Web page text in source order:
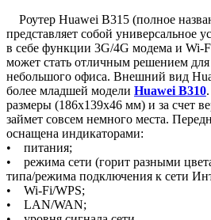
Роутер Huawei B315 (полное
представляет собой универсальное
в себе функции 3G/4G модема и Wi-
может стать отличным решением
небольшого офиса. Внешний вид
более младшей модели Huawei B310
размеры (186x139x46 мм) и за счет
займет совсем немного места.
оснащена индикаторами:
• питания;
• режима сети (горит разными
типа/режима подключения к сети
• Wi-Fi/WPS;
• LAN/WAN;